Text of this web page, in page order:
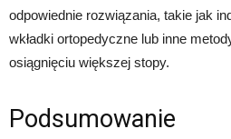
odpowiednie rozwiązania, takie jak
wkładki ortopedyczne lub inne
osiągnięciu większej stopy.
Podsumowanie